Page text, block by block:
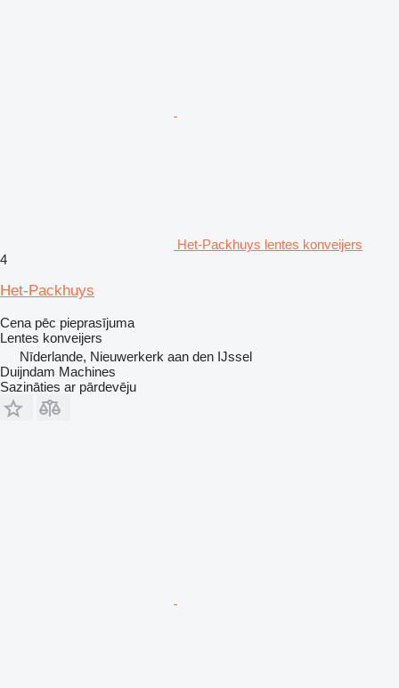
Het-Packhuys lentes konveijers
4
Het-Packhuys
Cena pēc pieprasījuma
Lentes konveijers
Nīderlande, Nieuwerkerk aan den IJssel
Duijndam Machines
Sazināties ar pārdevēju